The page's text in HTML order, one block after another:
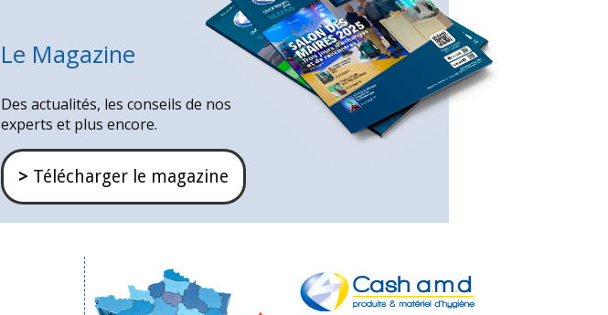
Le Magazine
Des actualités, les conseils de nos
experts et plus encore.
> Télécharger le magazine